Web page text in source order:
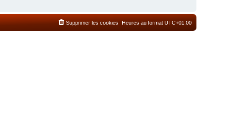
Heures au format UTC+01:00
Supprimer les cookies